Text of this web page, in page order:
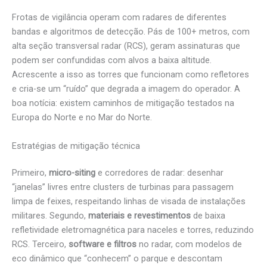
Frotas de vigilância operam com radares de diferentes
bandas e algoritmos de detecção. Pás de 100+ metros, com
alta seção transversal radar (RCS), geram assinaturas que
podem ser confundidas com alvos a baixa altitude.
Acrescente a isso as torres que funcionam como refletores
e cria-se um “ruído” que degrada a imagem do operador. A
boa notícia: existem caminhos de mitigação testados na
Europa do Norte e no Mar do Norte.
Estratégias de mitigação técnica
Primeiro, micro-siting e corredores de radar: desenhar
“janelas” livres entre clusters de turbinas para passagem
limpa de feixes, respeitando linhas de visada de instalações
militares. Segundo, materiais e revestimentos de baixa
refletividade eletromagnética para naceles e torres, reduzindo
RCS. Terceiro, software e filtros no radar, com modelos de
eco dinâmico que “conhecem” o parque e descontam